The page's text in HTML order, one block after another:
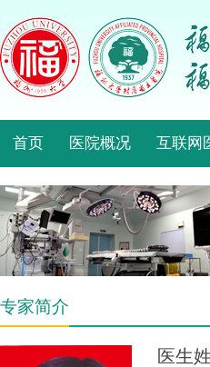
首页 医院概况 互联网
专家简介
医生